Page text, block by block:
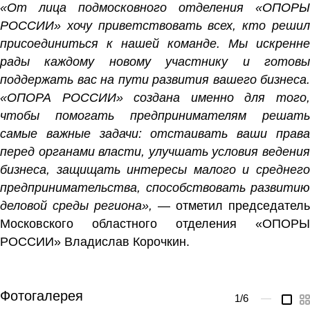
«От лица подмосковного отделения «ОПОРЫ
РОССИИ» хочу приветствовать всех, кто решил
присоединиться к нашей команде. Мы искренне
рады каждому новому участнику и готовы
поддержать вас на пути развития вашего бизнеса.
«ОПОРА РОССИИ» создана именно для того,
чтобы помогать предпринимателям решать
самые важные задачи: отстаивать ваши права
перед органами власти, улучшать условия ведения
бизнеса, защищать интересы малого и среднего
предпринимательства, способствовать развитию
деловой среды региона», — отметил председатель
Московского областного отделения «ОПОРЫ
РОССИИ» Владислав Корочкин.
Фотогалерея 1/6 —